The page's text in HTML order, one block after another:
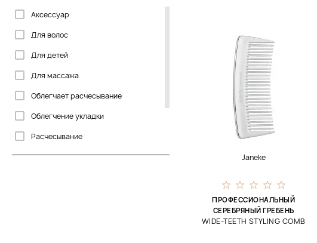
Аксессуар
Для волос
Для детей
Для массажа
Облегчает расчесывание
Облегчение укладки
Расчесывание
Улучшение кровообращения
Janeke
ПРОФЕССИОНАЛЬНЫЙ
СЕРЕБРЯНЫЙ ГРЕБЕНЬ
WIDE-TEETH STYLING COMB